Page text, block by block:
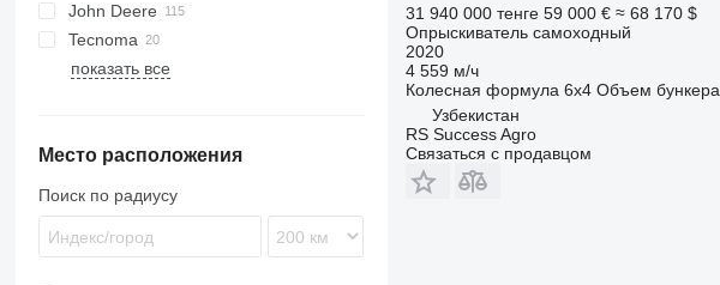
VANTAGE
Spra Coupe
DT
Rogator
STS
Alpha
Terra
Leeb
Air Ride
Uniport
John Deere
410
740i
4720
4830
4930
3WPZ
M-series
MAF
3200
Nitro
Guardian
Tecnoma
Laser
VT
показать все
Место расположения
Поиск по радиусу
31 940 000 тенге 59 000 € ≈ 68 170 $
Опрыскиватель самоходный
2020
4 559 м/ч
Колесная формула 6x4 Объем бункера
Узбекистан
RS Success Agro
Связаться с продавцом